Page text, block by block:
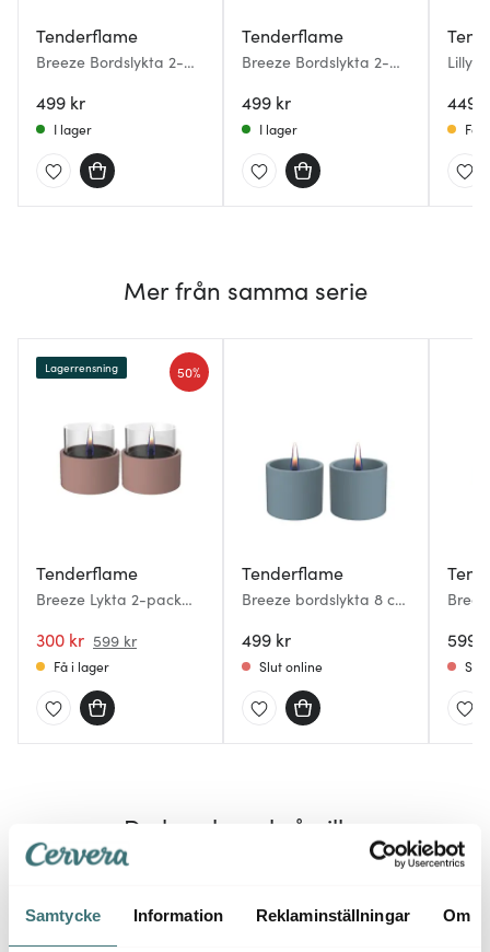
Samtycke Information Reklaminställningar Om
Tenderflame
Breeze Bordslykta 2-
499 kr
I lager
Tenderflame
Breeze Bordslykta 2-
499 kr
I lager
Lilly
449
Få
Mer från samma serie
Tenderflame
Breeze Lykta 2-pack
300 kr 599 kr
50%
Lagerrensning
Få i lager
Tenderflame
Breeze bordslykta 8 cm
499 kr
Slut online
599
Du kanske också gillar